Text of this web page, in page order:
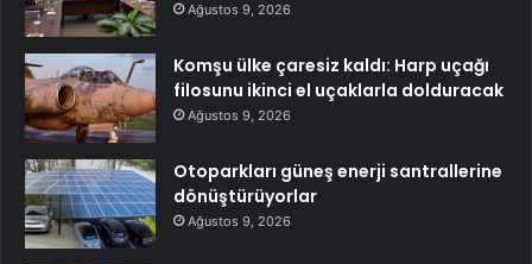
Ağustos 9, 2026
Komşu ülke çaresiz kaldı: Harp uçağı
filosunu ikinci el uçaklarla dolduracak
Ağustos 9, 2026
Otoparkları güneş enerji santrallerine
dönüştürüyorlar
Ağustos 9, 2026